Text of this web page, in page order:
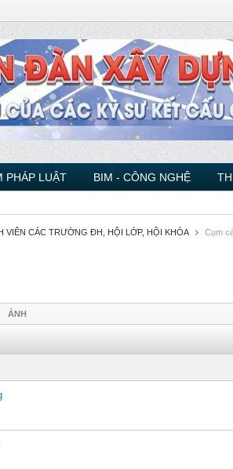
PHÁP LUẬT BIM - CÔNG NGHỆ
VIÊN CÁC TRƯỜNG ĐH, HỘI LỚP, HỘI KHÓA Cụm
ẢNH